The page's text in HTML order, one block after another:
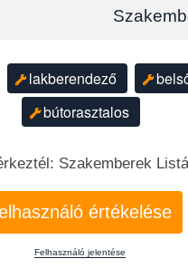
lakberendező
bútorasztalos
Szakemberek
értékelése
Felhasználó jelentése